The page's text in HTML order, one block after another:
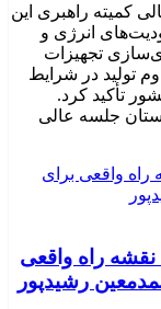
کمیته راهبری این
انرژی و
تجهیزات
تولید در شرایط
تأکید کرد.
جلسه عالی
راه واقعی
رشیدپور